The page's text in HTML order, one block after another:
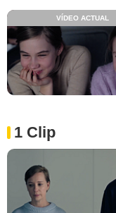
VÍDEO ACTUAL
1 Clip